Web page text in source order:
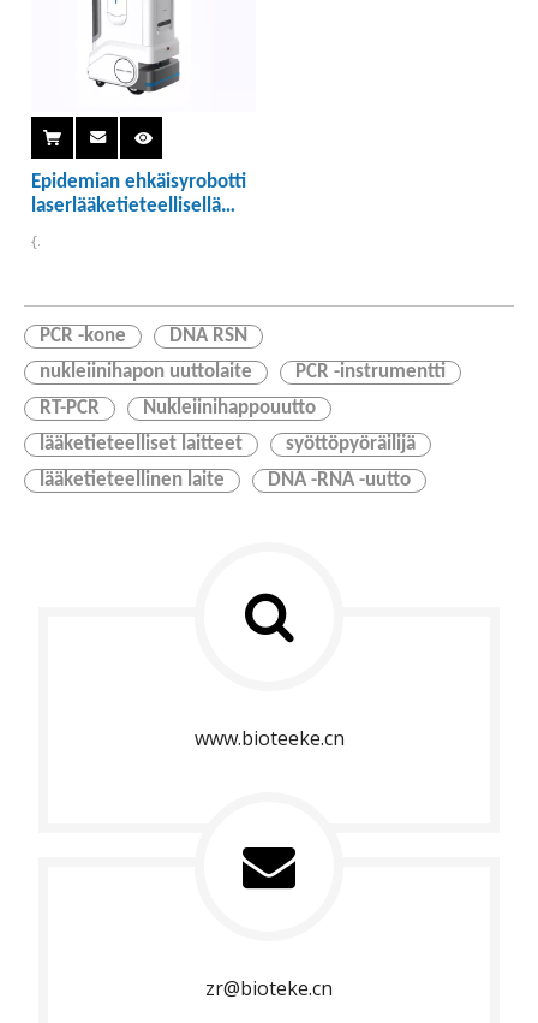
Epidemian ehkäisyrobotti
laserlääketieteellisellä
{.
PCR -kone
DNA RSN
nukleiinihapon uuttolaite
PCR -instrumentti
RT-PCR
Nukleiinihappouutto
lääketieteelliset laitteet
syöttöpyöräilijä
lääketieteellinen laite
DNA -RNA -uutto
www.bioteeke.cn
zr@bioteke.cn